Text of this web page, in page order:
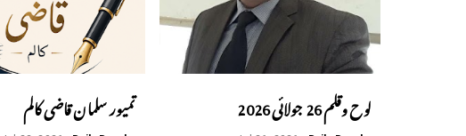
لوح وقلم 26 جولائی 2026 تمیور سلمان قاضی کالم